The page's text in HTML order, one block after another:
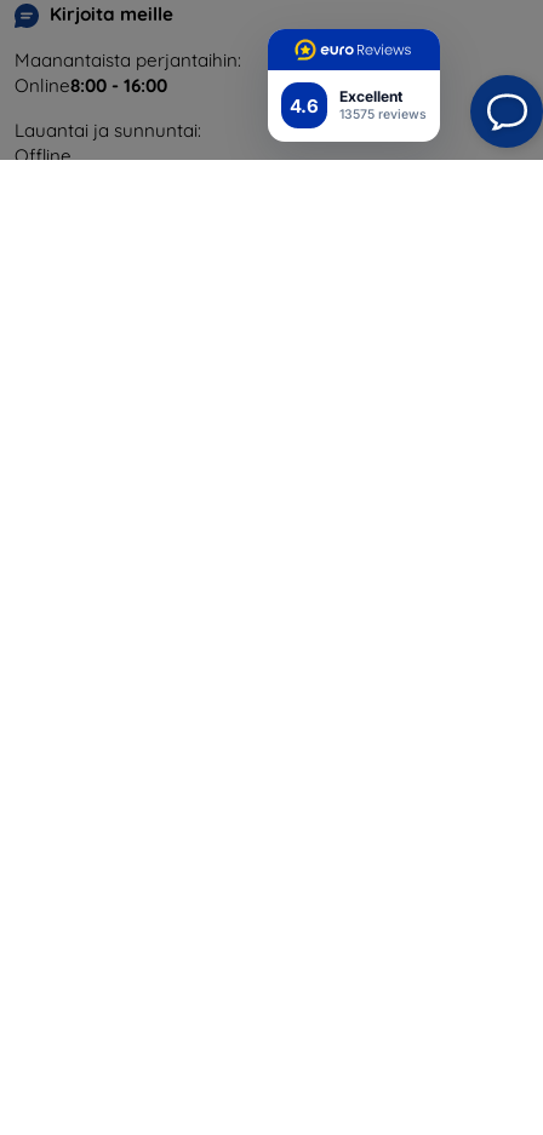
4.6 Excellent
13575 reviews
Kirjoita meille
Maanantaista perjantaihin:
Online8:00 - 16:00
Lauantai ja sunnuntai:
Offline